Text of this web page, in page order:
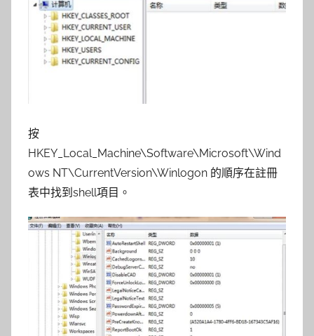
按
HKEY_Local_Machine\Software\Microsoft\Wind
ows NT\CurrentVersion\Winlogon 的順序在註冊
表中找到shell項目。